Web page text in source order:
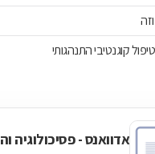
אדוואנס - פסיכולוגיה